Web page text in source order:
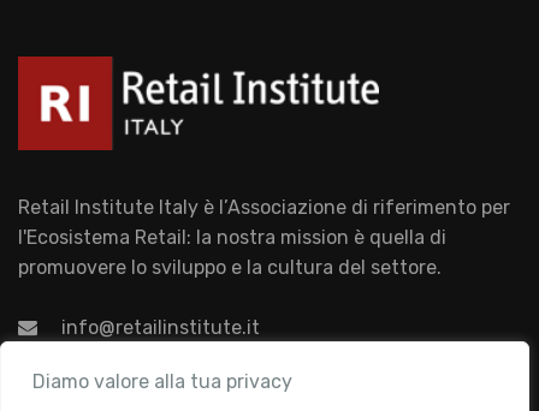
Diamo valore alla tua privacy
Retail Institute Italy è l’Associazione di riferimento per
l'Ecosistema Retail: la nostra mission è quella di
promuovere lo sviluppo e la cultura del settore.
info@retailinstitute.it
Associazione